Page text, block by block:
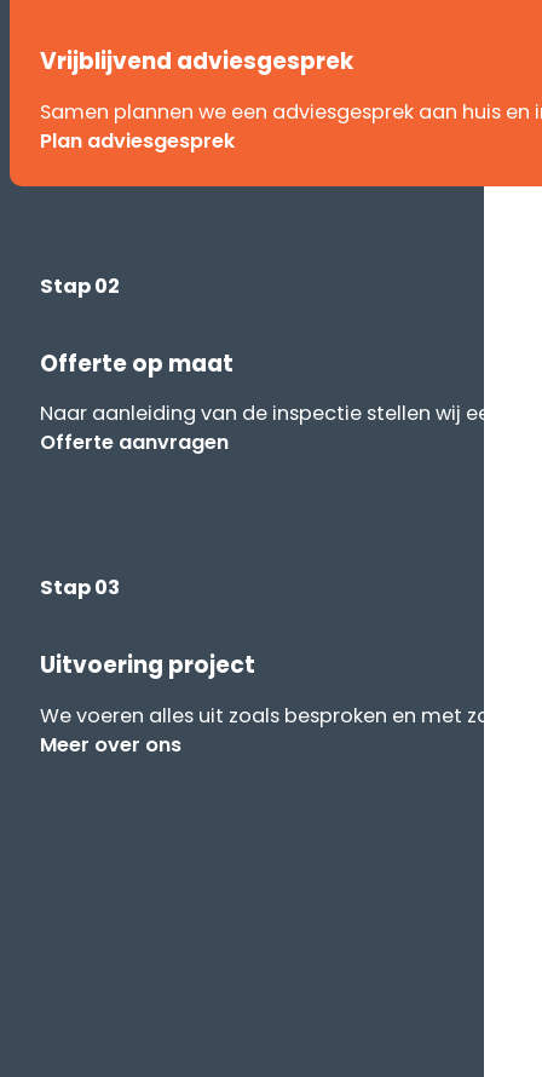
Vrijblijvend adviesgesprek
Samen plannen we een adviesgesprek aan huis
Plan adviesgesprek
Stap 02
Offerte op maat
Naar aanleiding van de inspectie stellen wij een
Offerte aanvragen
Stap 03
Uitvoering project
We voeren alles uit zoals besproken en met zo
Meer over ons